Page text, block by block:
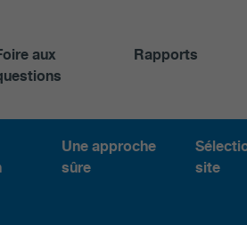
aux
Rapports
Une approche
sûre
site